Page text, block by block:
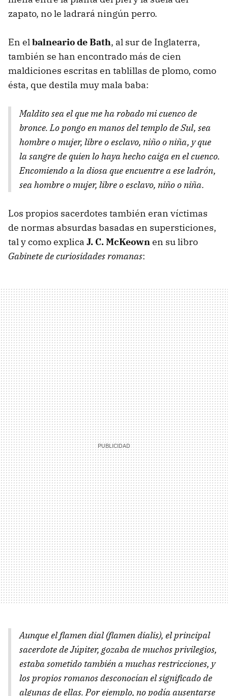
zapato, no le ladrará ningún perro.
En elbalneario de Bath, al sur de Inglaterra,
también se han encontrado más de cien
maldiciones escritas en tablillas de plomo, como
ésta, que destila muy mala baba:
Maldito sea el que me ha robado mi cuenco de
bronce. Lo pongo en manos del templo de Sul, sea
hombre o mujer, libre o esclavo, niño o niña, y que
la sangre de quien lo haya hecho caiga en el cuenco.
Encomiendo a la diosa que encuentre a ese ladrón,
sea hombre o mujer, libre o esclavo, niño o niña.
Los propios sacerdotes también eran víctimas
de normas absurdas basadas en supersticiones,
tal y como explica J. C. McKeownen su libro
Gabinete de curiosidades romanas:
Aunque el flamen dial (flamen dialis), el principal
sacerdote de Júpiter, gozaba de muchos privilegios,
estaba sometido también a muchas restricciones, y
los propios romanos desconocían el significado de
algunas de ellas. Por ejemplo, no podía ausentarse